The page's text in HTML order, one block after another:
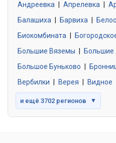
Знакомства без
0 объявлений
Андреевка
Апрелевка
Балашиха
Барвиха
Биокомбината
Большие Вяземы
Большое Буньково
Вербилки
Верея Видное
и ещё 3702 регионов ▼